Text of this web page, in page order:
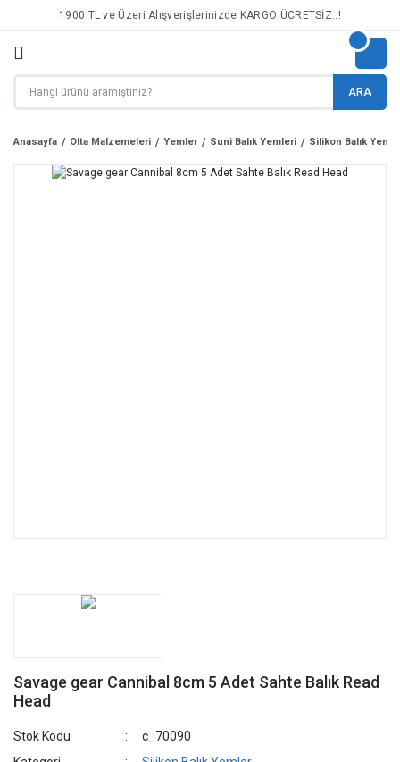
1900 TL ve Üzeri Alışverişlerinizde KARGO ÜCRETSİZ..!
ARA
Anasayfa Olta Malzemeleri Yemler Suni Balık Yemleri Silikon Balık
Savage gear Cannibal 8cm 5 Adet Sahte Balık Read
Head
Stok Kodu
c_70090